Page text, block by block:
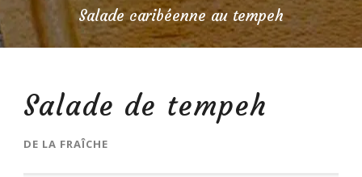
Salade caribéenne au tempeh
Salade de tempeh
DE LA FRAÎCHE